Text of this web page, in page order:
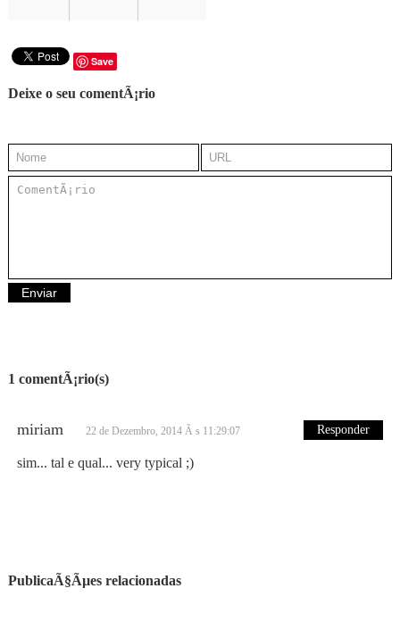
Save
Deixe o seu comentÃ¡rio
1 comentÃ¡rio(s)
miriam 22 de Dezembro, 2014 Ã s 11:29:07 Responder
sim... tal e qual... very typical ;)
PublicaÃ§Ãµes relacionadas